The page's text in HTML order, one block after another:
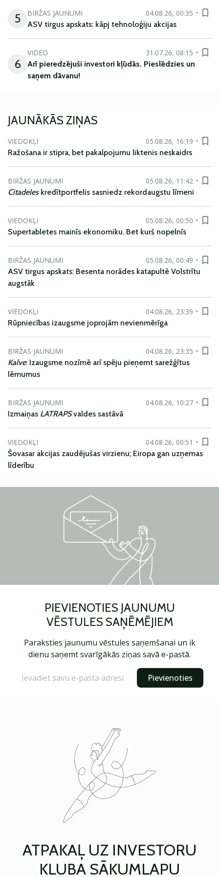
5 BIRŽAS JAUNUMI
04.08.26, 00:35
ASV tirgus apskats: kāpj tehnoloģiju akcijas
6
VIDEO
31.07.26, 08:15
Arī pieredzējuši investori kļūdās. Pieslēdzies un
saņem dāvanu!
JAUNĀKĀS ZIŅAS
VIEDOKĻI
05.08.26, 16:19
Ražošana ir stipra, bet pakalpojumu liktenis neskaidrs
BIRŽAS JAUNUMI
05.08.26, 11:42
Citadeleskredītportfelis sasniedz rekordaugstu līmeni
VIEDOKĻI
05.08.26, 00:50
Supertabletes mainīs ekonomiku. Bet kurš nopelnīs
BIRŽAS JAUNUMI
05.08.26, 00:49
ASV tirgus apskats: Besenta norādes katapultē Volstrītu
augstāk
VIEDOKĻI
04.08.26, 23:39
Rūpniecības izaugsme joprojām nevienmērīga
BIRŽAS JAUNUMI
04.08.26, 23:35
Kalve: Izaugsme nozīmē arī spēju pieņemt sarežģītus
lēmumus
BIRŽAS JAUNUMI
04.08.26, 10:27
Izmaiņas LATRAPSvaldes sastāvā
VIEDOKĻI
04.08.26, 00:51
Šovasar akcijas zaudējušas virzienu; Eiropa gan uzņemas
līderību
PIEVIENOTIES JAUNUMU
VĒSTULES SAŅĒMĒJIEM
Paraksties jaunumu vēstules saņemšanai un ik
dienu saņemt svarīgākās ziņas savā e-pastā.
Pievienoties
ATPAKAĻ UZ INVESTORU
KLUBA SĀKUMLAPU